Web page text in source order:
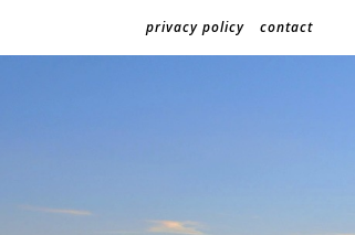
privacy policy contact